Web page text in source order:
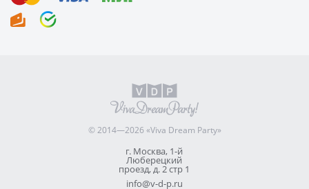
© 2014—2026 «Viva Dream Party»
г. Москва, 1-й
Люберецкий
проезд, д. 2 стр 1
info@v-d-p.ru